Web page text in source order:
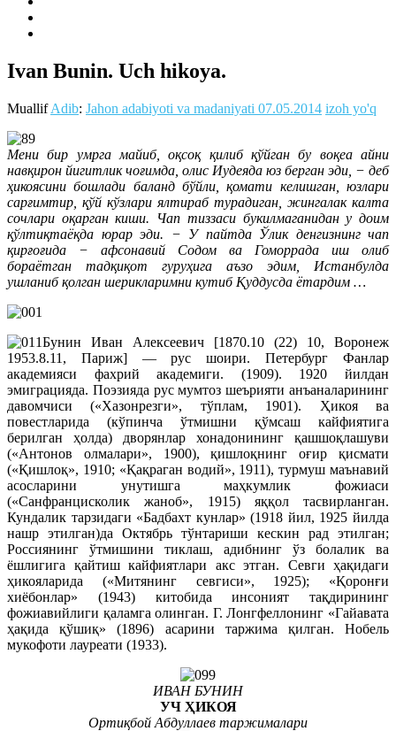
Ivan Bunin. Uch hikoya.
MuallifAdib: Jahon adabiyoti va madaniyati 07.05.2014 izoh yo'q
Мени бир умрга майиб, оқсоқ қилиб қўйган бу воқеа айни
навқирон йигитлик чоғимда, олис Иудеяда юз берган эди, − деб
ҳикоясини бошлади баланд бўйли, қомати келишган, юзлари
сарғимтир, қўй кўзлари ялтираб турадиган, жингалак калта
сочлари оқарган киши. Чап тиззаси букилмаганидан у доим
қўлтиқтаёқда юрар эди. − У пайтда Ўлик денгизнинг чап
қирғоғида − афсонавий Содом ва Гоморрада иш олиб
бораётган тадқиқот гуруҳига аъзо эдим, Истанбулда
ушланиб қолган шерикларимни кутиб Қуддусда ётардим …
Бунин Иван Алексеевич [1870.10 (22) 10, Воронеж
1953.8.11, Париж] — рус шоири. Петербург Фанлар
академияси фахрий академиги. (1909). 1920 йилдан
эмиграцияда. Поэзияда рус мумтоз шеърияти анъаналарининг
давомчиси («Хазонрезги», тўплам, 1901). Ҳикоя ва
повестларида (кўпинча ўтмишни қўмсаш кайфиятига
берилган ҳолда) дворянлар хонадонининг қашшоқлашуви
(«Антонов олмалари», 1900), қишлоқнинг оғир қисмати
(«Қишлоқ», 1910; «Қақраган водий», 1911), турмуш маънавий
асосларини унутишга маҳкумлик фожиаси
(«Санфранцисколик жаноб», 1915) яққол тасвирланган.
Кундалик тарзидаги «Бадбахт кунлар» (1918 йил, 1925 йилда
нашр этилган)да Октябрь тўнтариши кескин рад этилган;
Россиянинг ўтмишини тиклаш, адибнинг ўз болалик ва
ёшлигига қайтиш кайфиятлари акс этган. Севги ҳақидаги
ҳикояларида («Митянинг севгиси», 1925); «Қоронғи
хиёбонлар» (1943) китобида инсоният тақдирининг
фожиавийлиги қаламга олинган. Г. Лонгфеллонинг «Гайавата
ҳақида қўшиқ» (1896) асарини таржима қилган. Нобель
мукофоти лауреати (1933).
ИВАН БУНИН
УЧ ҲИКОЯ
Ортиқбой Абдуллаев таржималари